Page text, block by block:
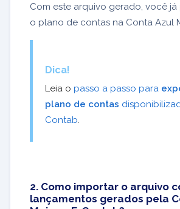
Com este arquivo gerado, você
o plano de contas na Conta Azul
Dica!
Leia o passo a passo para
plano de contas
Contab.
2. Como importar o arquivo
lançamentos gerados pela